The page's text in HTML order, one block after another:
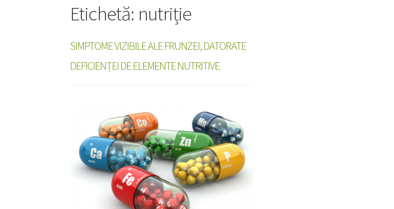
Etichetă: nutriție
SIMPTOME VIZIBILE ALE FRUNZEI, DATORATE
DEFICIENȚEI DE ELEMENTE NUTRITIVE